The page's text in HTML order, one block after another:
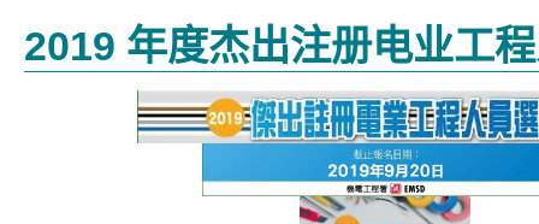
始
2019 年度杰出注册电业工